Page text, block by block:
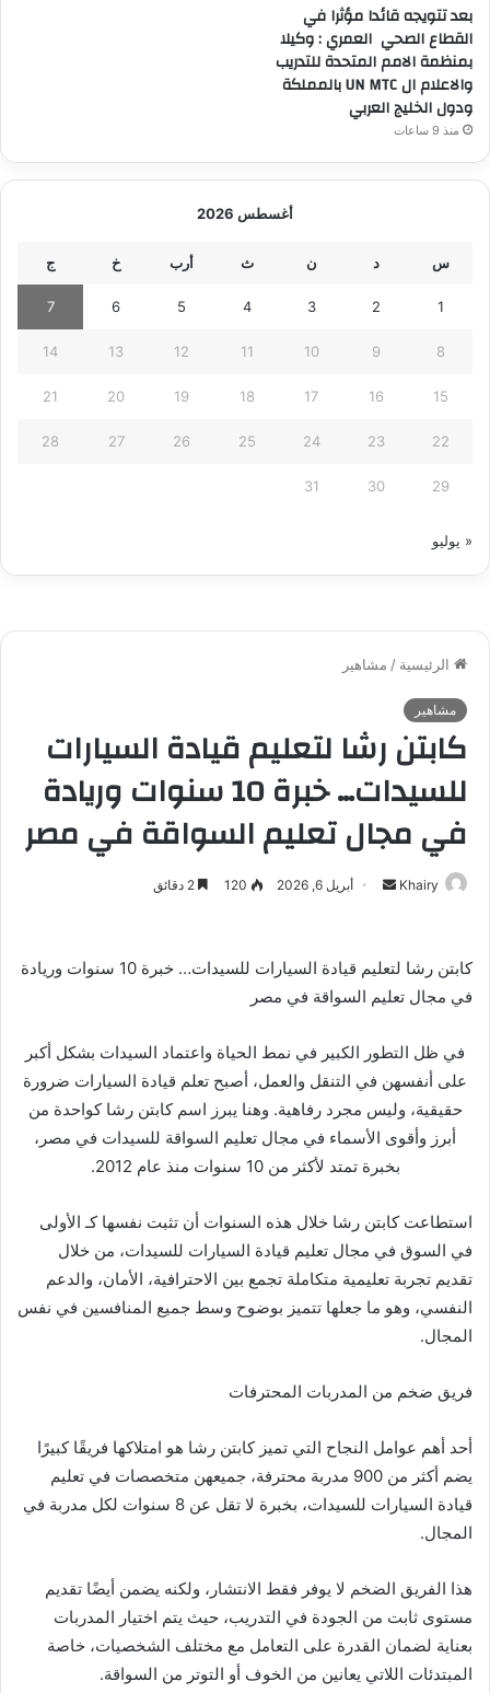
بعد تتويجه قائدا مؤثرا في
القطاع الصحي العمري : وكيلا
بمنظمة الامم المتحدة للتدريب
والاعلام ال UN MTC بالمملكة
ودول الخليج العربي
منذ 9 ساعات
أغسطس 2026
س د ن ث أرب خ ج
1
2
3
4
5
6
7
8
9
10
11
12
13
14
15
16
17
18
19
20
21
22
23
24
25
26
27
28
29
30
31
« يوليو